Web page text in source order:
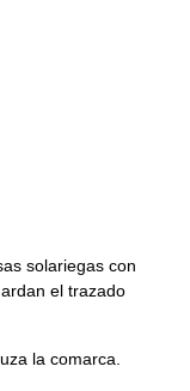
solariegas con
el trazado
la comarca.